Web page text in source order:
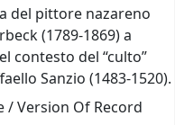
del pittore nazareno
(1789-1869) a
contesto del “culto”
Sanzio (1483-1520).
/ Version Of Record